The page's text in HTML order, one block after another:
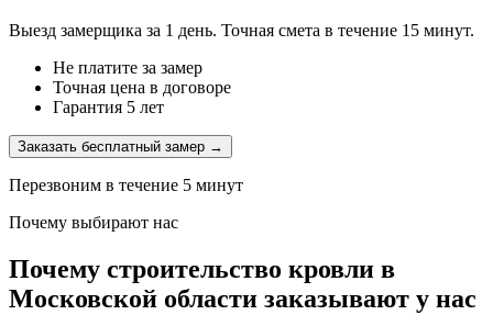
Выезд замерщика за 1 день. Точная смета в течение 15 минут.
Не платите за замер
Точная цена в договоре
Гарантия 5 лет
Заказать бесплатный замер →
Перезвоним в течение 5 минут
Почему выбирают нас
Почему строительство кровли в
Московской области заказывают у нас